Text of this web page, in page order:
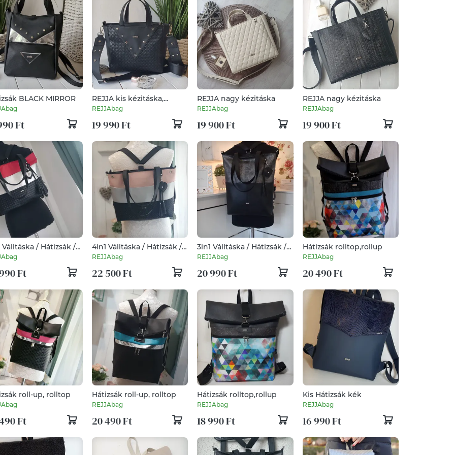
BLACK MIRROR
Ft
REJJA kis kézitáska,
szegecses
REJJAbag
19 990 Ft
REJJA nagy kézitáska
REJJAbag
19 900 Ft
REJJA nagy kézitáska
REJJAbag
19 900 Ft
Válltáska / Hátizsák /
variálható
Ft
4in1 Válltáska / Hátizsák /
Oldaltáska variálható
REJJAbag
22 500 Ft
3in1 Válltáska / Hátizsák /
Oldaltáska variálható
REJJAbag
20 990 Ft
Hátizsák rolltop,rollup
REJJAbag
20 490 Ft
roll-up, rolltop
Ft
Hátizsák roll-up, rolltop
REJJAbag
20 490 Ft
Hátizsák rolltop,rollup
REJJAbag
18 990 Ft
Kis Hátizsák kék
REJJAbag
16 990 Ft